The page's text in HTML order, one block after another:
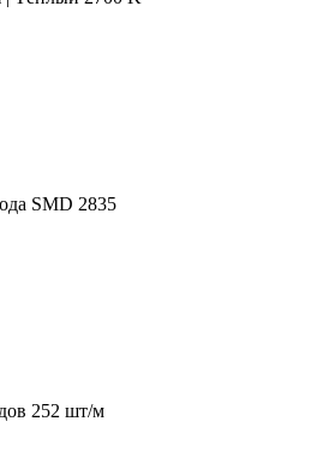
SMD 2835
252 шт/м